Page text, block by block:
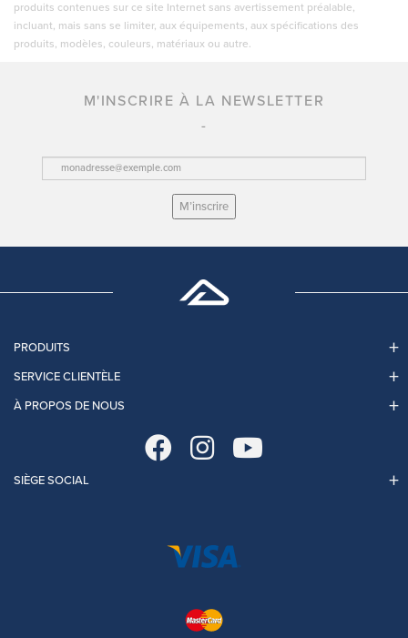
produits contenues sur ce site Internet sans avertissement préalable,
incluant, mais sans se limiter, aux équipements, aux spécifications des
produits, modèles, couleurs, matériaux ou autre.
M'INSCRIRE À LA NEWSLETTER
M’inscrire
PRODUITS
SERVICE CLIENTÈLE
À PROPOS DE NOUS
SIÈGE SOCIAL